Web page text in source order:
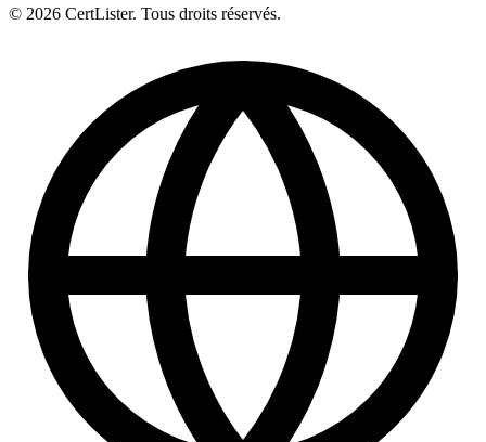
© 2026 CertLister. Tous droits réservés.